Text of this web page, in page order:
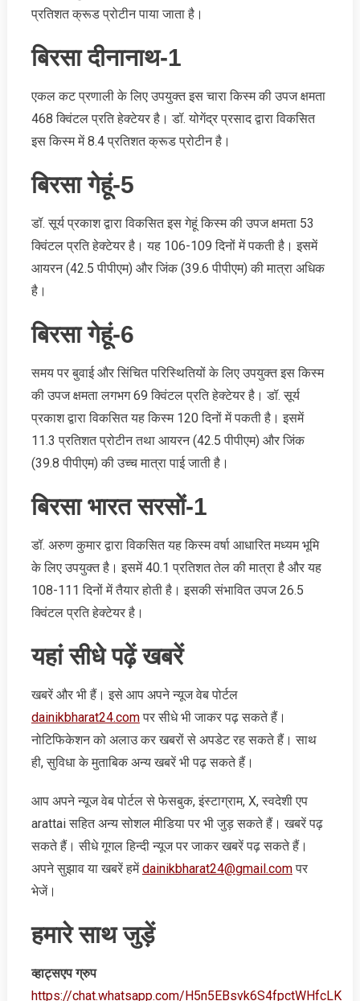
प्रतिशत क्रूड प्रोटीन पाया जाता है।
बिरसा दीनानाथ-1
एकल कट प्रणाली के लिए उपयुक्त इस चारा किस्म की उपज क्षमता
468 क्विंटल प्रति हेक्टेयर है। डॉ. योगेंद्र प्रसाद द्वारा विकसित
इस किस्म में 8.4 प्रतिशत क्रूड प्रोटीन है।
बिरसा गेहूं-5
डॉ. सूर्य प्रकाश द्वारा विकसित इस गेहूं किस्म की उपज क्षमता 53
क्विंटल प्रति हेक्टेयर है। यह 106-109 दिनों में पकती है। इसमें
आयरन (42.5 पीपीएम) और जिंक (39.6 पीपीएम) की मात्रा अधिक
है।
बिरसा गेहूं-6
समय पर बुवाई और सिंचित परिस्थितियों के लिए उपयुक्त इस किस्म
की उपज क्षमता लगभग 69 क्विंटल प्रति हेक्टेयर है। डॉ. सूर्य
प्रकाश द्वारा विकसित यह किस्म 120 दिनों में पकती है। इसमें
11.3 प्रतिशत प्रोटीन तथा आयरन (42.5 पीपीएम) और जिंक
(39.8 पीपीएम) की उच्च मात्रा पाई जाती है।
बिरसा भारत सरसों-1
डॉ. अरुण कुमार द्वारा विकसित यह किस्म वर्षा आधारित मध्यम भूमि
के लिए उपयुक्त है। इसमें 40.1 प्रतिशत तेल की मात्रा है और यह
108-111 दिनों में तैयार होती है। इसकी संभावित उपज 26.5
क्विंटल प्रति हेक्टेयर है।
यहां सीधे पढ़ें खबरें
खबरें और भी हैं। इसे आप अपने न्‍यूज वेब पोर्टल
dainikbharat24.comपर सीधे भी जाकर पढ़ सकते हैं।
नोटिफिकेशन को अलाउ कर खबरों से अपडेट रह सकते हैं। साथ
ही, सुविधा के मुताबिक अन्‍य खबरें भी पढ़ सकते हैं।
आप अपने न्‍यूज वेब पोर्टल से फेसबुक, इंस्‍टाग्राम, X, स्‍वदेशी एप
arattai सहित अन्‍य सोशल मीडिया पर भी जुड़ सकते हैं। खबरें पढ़
सकते हैं। सीधे गूगल हिन्‍दी न्‍यूज पर जाकर खबरें पढ़ सकते हैं।
अपने सुझाव या खबरें हमेंdainikbharat24@gmail.comपर
भेजें।
हमारे साथ जुड़ें
व्‍हाट्सएप ग्रुप
https://chat.whatsapp.com/H5n5EBsvk6S4fpctWHfcLK